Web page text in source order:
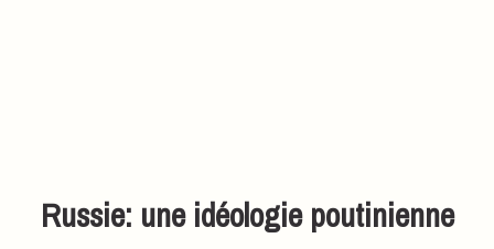
Russie: une idéologie poutinienne